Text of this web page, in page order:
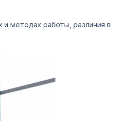
методах работы, различия в